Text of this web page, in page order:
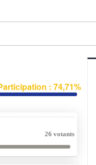
: 74,71%
26 votants